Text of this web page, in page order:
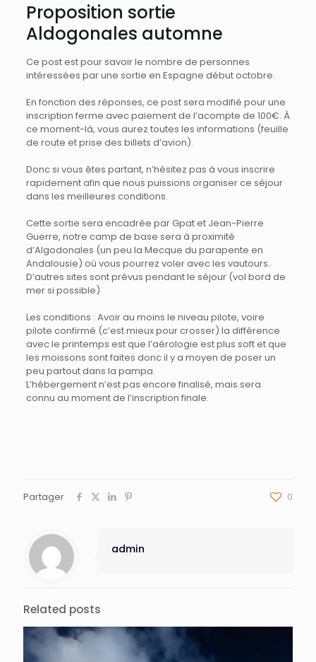
Proposition sortie
Aldogonales automne
Ce post est pour savoir le nombre de personnes
intéressées par une sortie en Espagne début octobre.
En fonction des réponses, ce post sera modifié pour une
inscription ferme avec paiement de l’acompte de 100€. À
ce moment-là, vous aurez toutes les informations (feuille
de route et prise des billets d’avion).
Donc si vous êtes partant, n’hésitez pas à vous inscrire
rapidement afin que nous puissions organiser ce séjour
dans les meilleures conditions.
Cette sortie sera encadrée par Gpat et Jean-Pierre
Guerre, notre camp de base sera à proximité
d’Algodonales (un peu la Mecque du parapente en
Andalousie) où vous pourrez voler avec les vautours.
D’autres sites sont prévus pendant le séjour (vol bord de
mer si possible)
Les conditions : Avoir au moins le niveau pilote, voire
pilote confirmé (c’est mieux pour crosser) la différence
avec le printemps est que l’aérologie est plus soft et que
les moissons sont faites donc il y a moyen de poser un
peu partout dans la pampa.
L’hébergement n’est pas encore finalisé, mais sera
connu au moment de l’inscription finale.
Partager 0
admin
Related posts